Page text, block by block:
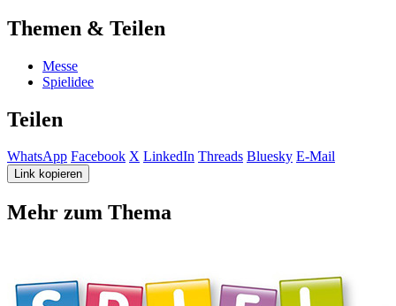
Themen & Teilen
Messe
Spielidee
Teilen
WhatsApp Facebook X LinkedIn Threads Bluesky E-Mail
Link kopieren
Mehr zum Thema